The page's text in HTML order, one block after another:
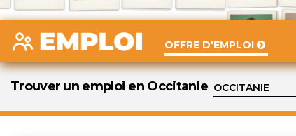
OFFRE D'EMPLOI
Trouver un emploi en Occitanie